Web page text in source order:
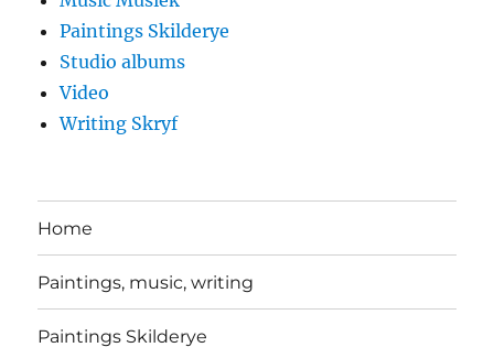
Paintings Skilderye
Studio albums
Video
Writing Skryf
Home
Paintings, music, writing
Paintings Skilderye